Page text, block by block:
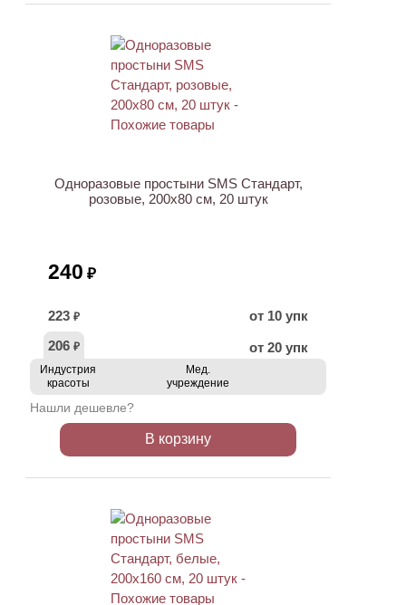
Одноразовые простыни SMS Стандарт,
розовые, 200х80 см, 20 штук
240 ₽
223 ₽
от 10 упк
206 ₽ от 20 упк
Индустрия
красоты
Мед.
учреждение
Нашли дешевле?
В корзину